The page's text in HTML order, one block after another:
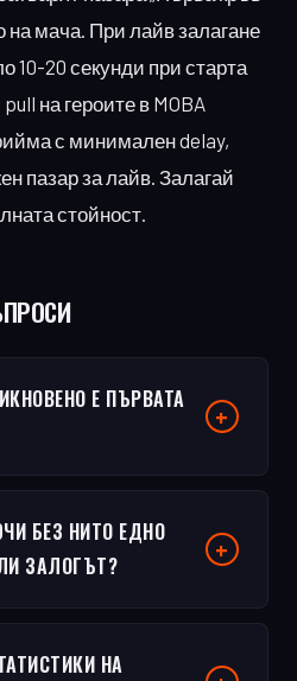
на мача. При лайв залагане
10-20 секунди при старта
на героите в MOBA
с минимален delay,
пазар за лайв. Залагай
стойност.
Е ПЪРВАТА
БЕЗ НИТО ЕДНО
ЗАЛОГЪТ?
НА